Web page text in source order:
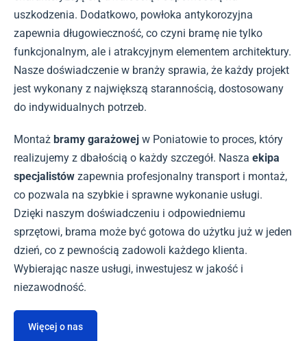
uszkodzenia. Dodatkowo, powłoka antykorozyjna
zapewnia długowieczność, co czyni bramę nie tylko
funkcjonalnym, ale i atrakcyjnym elementem architektury.
Nasze doświadczenie w branży sprawia, że każdy projekt
jest wykonany z największą starannością, dostosowany
do indywidualnych potrzeb.
Montaż bramy garażowej w Poniatowie to proces, który
realizujemy z dbałością o każdy szczegół. Nasza ekipa
specjalistów zapewnia profesjonalny transport i montaż,
co pozwala na szybkie i sprawne wykonanie usługi.
Dzięki naszym doświadczeniu i odpowiedniemu
sprzętowi, brama może być gotowa do użytku już w jeden
dzień, co z pewnością zadowoli każdego klienta.
Wybierając nasze usługi, inwestujesz w jakość i
niezawodność.
Więcej o nas